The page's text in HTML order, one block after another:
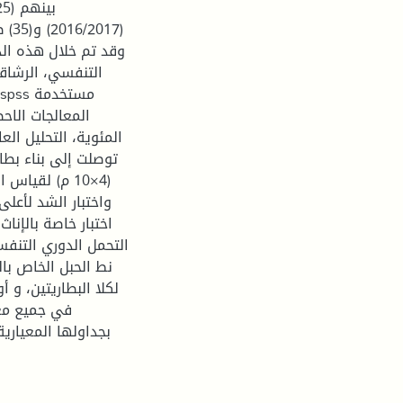
وقد تم خلال هذه
التنفسي،
المعالجات
المئوية، التحليل
توصلت إلى بناء
واختبار الشد
نط الحبل الخاص
لكلا
في جميع
بجداولها